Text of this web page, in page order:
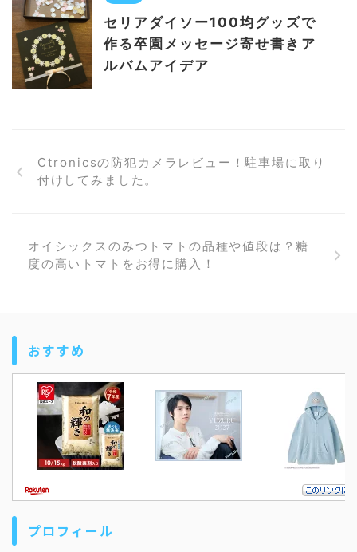
セリアダイソー100均グッズで
作る卒園メッセージ寄せ書きア
ルバムアイデア
Ctronicsの防犯カメラレビュー！駐車場に取り
付けしてみました。
オイシックスのみつトマトの品種や値段は？糖
度の高いトマトをお得に購入！
おすすめ
プロフィール